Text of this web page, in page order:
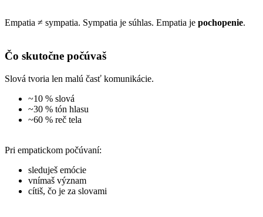
Empatia ≠ sympatia. Sympatia je súhlas. Empatia je pochopenie.
Čo skutočne počúvaš
Slová tvoria len malú časť komunikácie.
~10 % slová
~30 % tón hlasu
~60 % reč tela
Pri empatickom počúvaní:
sleduješ emócie
vnímaš význam
cítiš, čo je za slovami